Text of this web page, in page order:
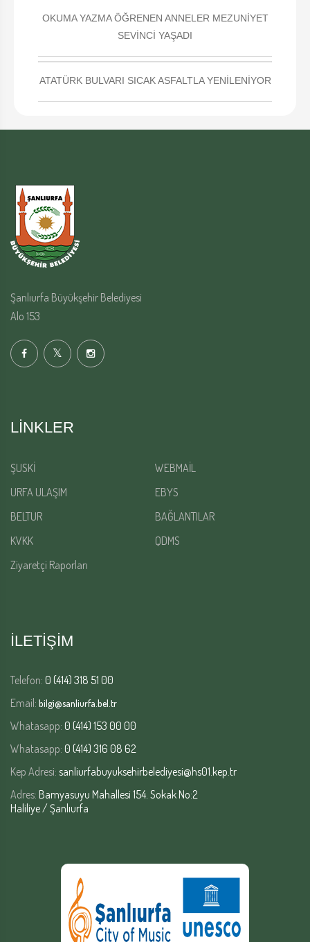
OKUMA YAZMA ÖĞRENEN ANNELER MEZUNİYET
SEVİNCİ YAŞADI
ATATÜRK BULVARI SICAK ASFALTLA YENİLENİYOR
Şanlıurfa Büyükşehir Belediyesi
Alo 153
LINKLER
ŞUSKİ
WEBMAİL
URFA ULAŞIM
EBYS
BELTUR
BAĞLANTILAR
KVKK
QDMS
Ziyaretçi Raporları
İLETİŞİM
Telefon: 0 (414) 318 51 00
Email: bilgi@sanliurfa.bel.tr
Whatasapp: 0 (414) 153 00 00
Whatasapp: 0 (414) 316 08 62
Kep Adresi: sanliurfabuyuksehirbelediyesi@hs01.kep.tr
Adres: Bamyasuyu Mahallesi 154. Sokak No:2
Haliliye / Şanlıurfa